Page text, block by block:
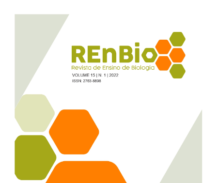
lateral
artigos